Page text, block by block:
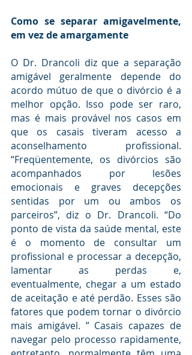
Como se separar amigavelmente,
em vez de amargamente
O Dr. Drancoli diz que a separação
amigável geralmente depende do
acordo mútuo de que o divórcio é a
melhor opção. Isso pode ser raro,
mas é mais provável nos casos em
que os casais tiveram acesso a
aconselhamento profissional.
“Freqüentemente, os divórcios são
acompanhados por lesões
emocionais e graves decepções
sentidas por um ou ambos os
parceiros”, diz o Dr. Drancoli. “Do
ponto de vista da saúde mental, este
é o momento de consultar um
profissional e processar a decepção,
lamentar as perdas e,
eventualmente, chegar a um estado
de aceitação e até perdão. Esses são
fatores que podem tornar o divórcio
mais amigável. ” Casais capazes de
navegar pelo processo rapidamente,